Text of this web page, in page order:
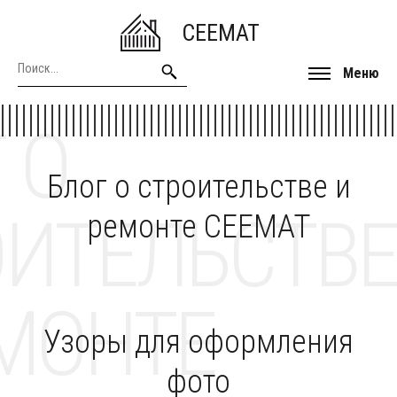
CEEMAT
Меню
Блог о строительстве и
ремонте CEEMAT
О
Узоры для оформления
фото